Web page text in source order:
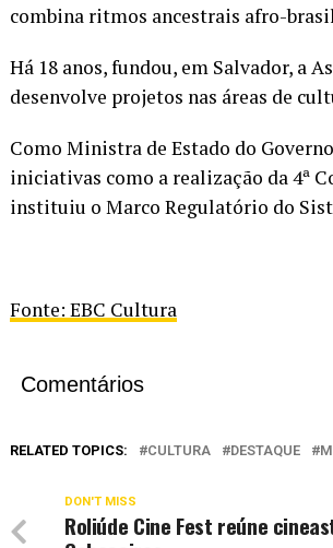
combina ritmos ancestrais afro-
Há 18 anos, fundou, em Salvador, a
desenvolve projetos nas áreas de
Como Ministra de Estado do
iniciativas como a realização da 4ª
instituiu o Marco Regulatório do
Fonte: EBC Cultura
Comentários
RELATED TOPICS: CULTURA DESTAQUE
DON'T MISS
Roliúde Cine Fest reúne